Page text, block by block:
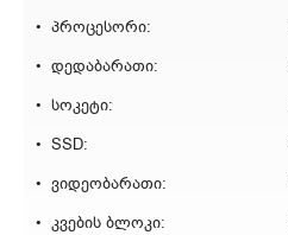
პროცესორი:
დედაბარათი:
სოკეტი:
SSD:
ვიდეობარათი:
კვების ბლოკი: